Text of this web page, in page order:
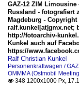
GAZ-12 ZIM Limousine
Russland - fotografiert
Magdeburg -
ralf.kunkel[at]gmx.net;
http://fotoarchiv-
Kunkel auch auf
https://
Ralf Christian Kunkel
Personenkraftwagen /
OMMMA (Ostmobil
 348 1200x1000 Px,